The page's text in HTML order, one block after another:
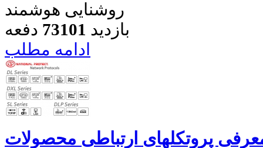
روشنایی هوشمند
بازدید 73101 دفعه
ادامه مطلب